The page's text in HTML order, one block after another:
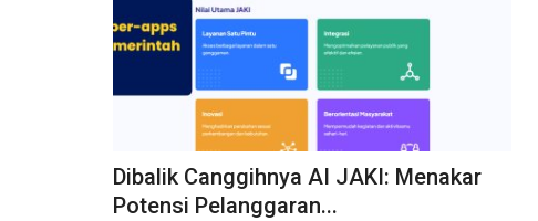
Dibalik Canggihnya AI JAKI: Menakar
Potensi Pelanggaran...